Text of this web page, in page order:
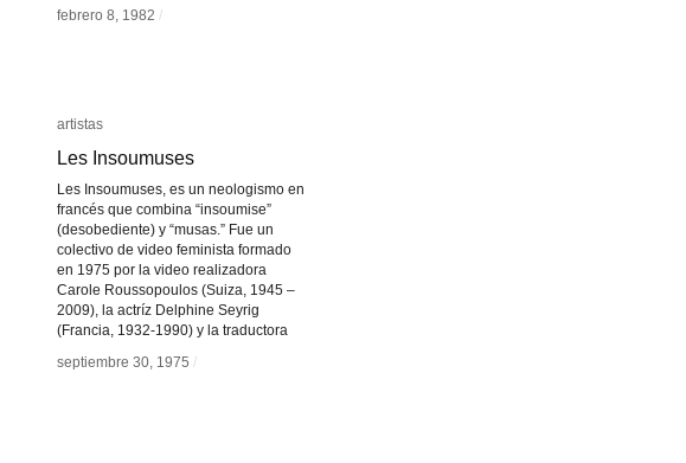
febrero 8, 1982 /
febrero 8, 1982 /
artistas
Les Insoumuses
Les Insoumuses, es un neologismo en
francés que combina “insoumise”
(desobediente) y “musas.” Fue un
colectivo de video feminista formado
en 1975 por la video realizadora
Carole Roussopoulos (Suiza, 1945 –
2009), la actríz Delphine Seyrig
(Francia, 1932-1990) y la traductora
septiembre 30, 1975 /
artistas
Les Insoumuses
septiembre 30, 1975 /